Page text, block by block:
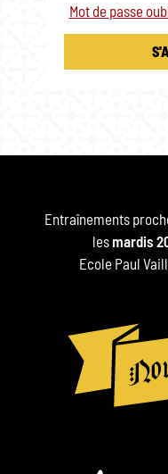
Mot de passe
Entraînements
les mardis
Ecole Paul